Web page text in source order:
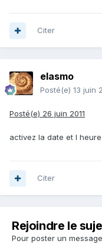
Citer
elasmo
Posté(e) 13 juin
Posté(e) 26 juin 2011
activez la date et l
Citer
Rejoindre le
Pour poster un